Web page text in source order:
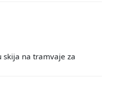
skija na tramvaje za